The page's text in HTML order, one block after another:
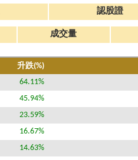
認股證
成交量
升跌(%)
64.11%
45.94%
23.59%
16.67%
14.63%